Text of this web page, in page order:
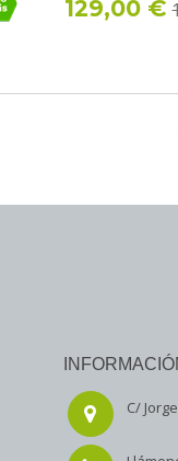
129,00 €
C/